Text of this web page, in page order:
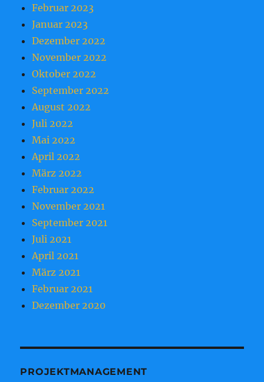
Februar 2023
Januar 2023
Dezember 2022
November 2022
Oktober 2022
September 2022
August 2022
Juli 2022
Mai 2022
April 2022
März 2022
Februar 2022
November 2021
September 2021
Juli 2021
April 2021
März 2021
Februar 2021
Dezember 2020
PROJEKTMANAGEMENT